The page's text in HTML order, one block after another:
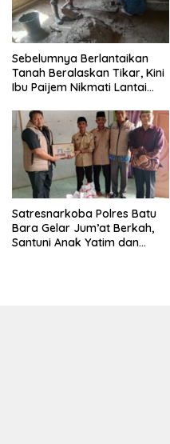
Sebelumnya Berlantaikan
Tanah Beralaskan Tikar, Kini
Ibu Paijem Nikmati Lantai
Satgas TMMD Ke-129 Kodim
0208/Asahan
Satresnarkoba Polres Batu
Bara Gelar Jum’at Berkah,
Santuni Anak Yatim dan